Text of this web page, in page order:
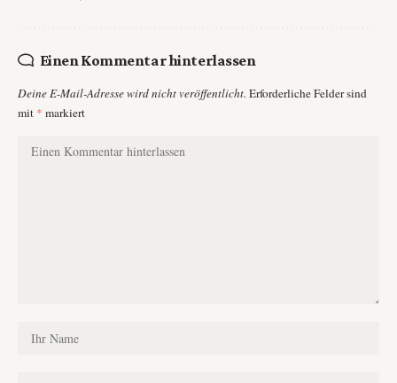
Einen Kommentar hinterlassen
Deine E-Mail-Adresse wird nicht veröffentlicht. Erforderliche Felder sind
mit * markiert